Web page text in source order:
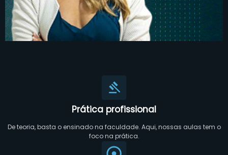
Prática profissional
De teoria, basta o ensinado na faculdade. Aqui, nossas aulas tem o
foco na prática.